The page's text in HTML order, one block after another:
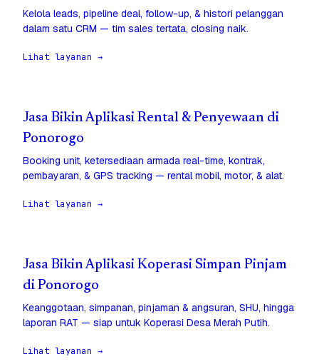
Kelola leads, pipeline deal, follow-up, & histori pelanggan
dalam satu CRM — tim sales tertata, closing naik.
Lihat layanan →
Jasa Bikin Aplikasi Rental & Penyewaan di
Ponorogo
Booking unit, ketersediaan armada real-time, kontrak,
pembayaran, & GPS tracking — rental mobil, motor, & alat.
Lihat layanan →
Jasa Bikin Aplikasi Koperasi Simpan Pinjam
di Ponorogo
Keanggotaan, simpanan, pinjaman & angsuran, SHU, hingga
laporan RAT — siap untuk Koperasi Desa Merah Putih.
Lihat layanan →